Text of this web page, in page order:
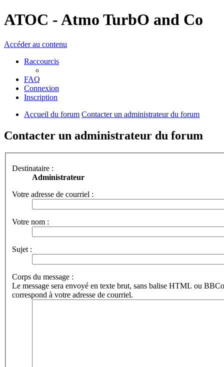
ATOC - Atmo TurbO and Co
Accéder au contenu
Raccourcis
FAQ
Connexion
Inscription
Accueil du forum Contacter un administrateur du forum
Contacter un administrateur du forum
Destinataire :
Administrateur
Votre adresse de courriel :
Votre nom :
Sujet :
Corps du message :
Le message sera envoyé en texte brut, sans balise HTML ou
correspond à votre adresse de courriel.